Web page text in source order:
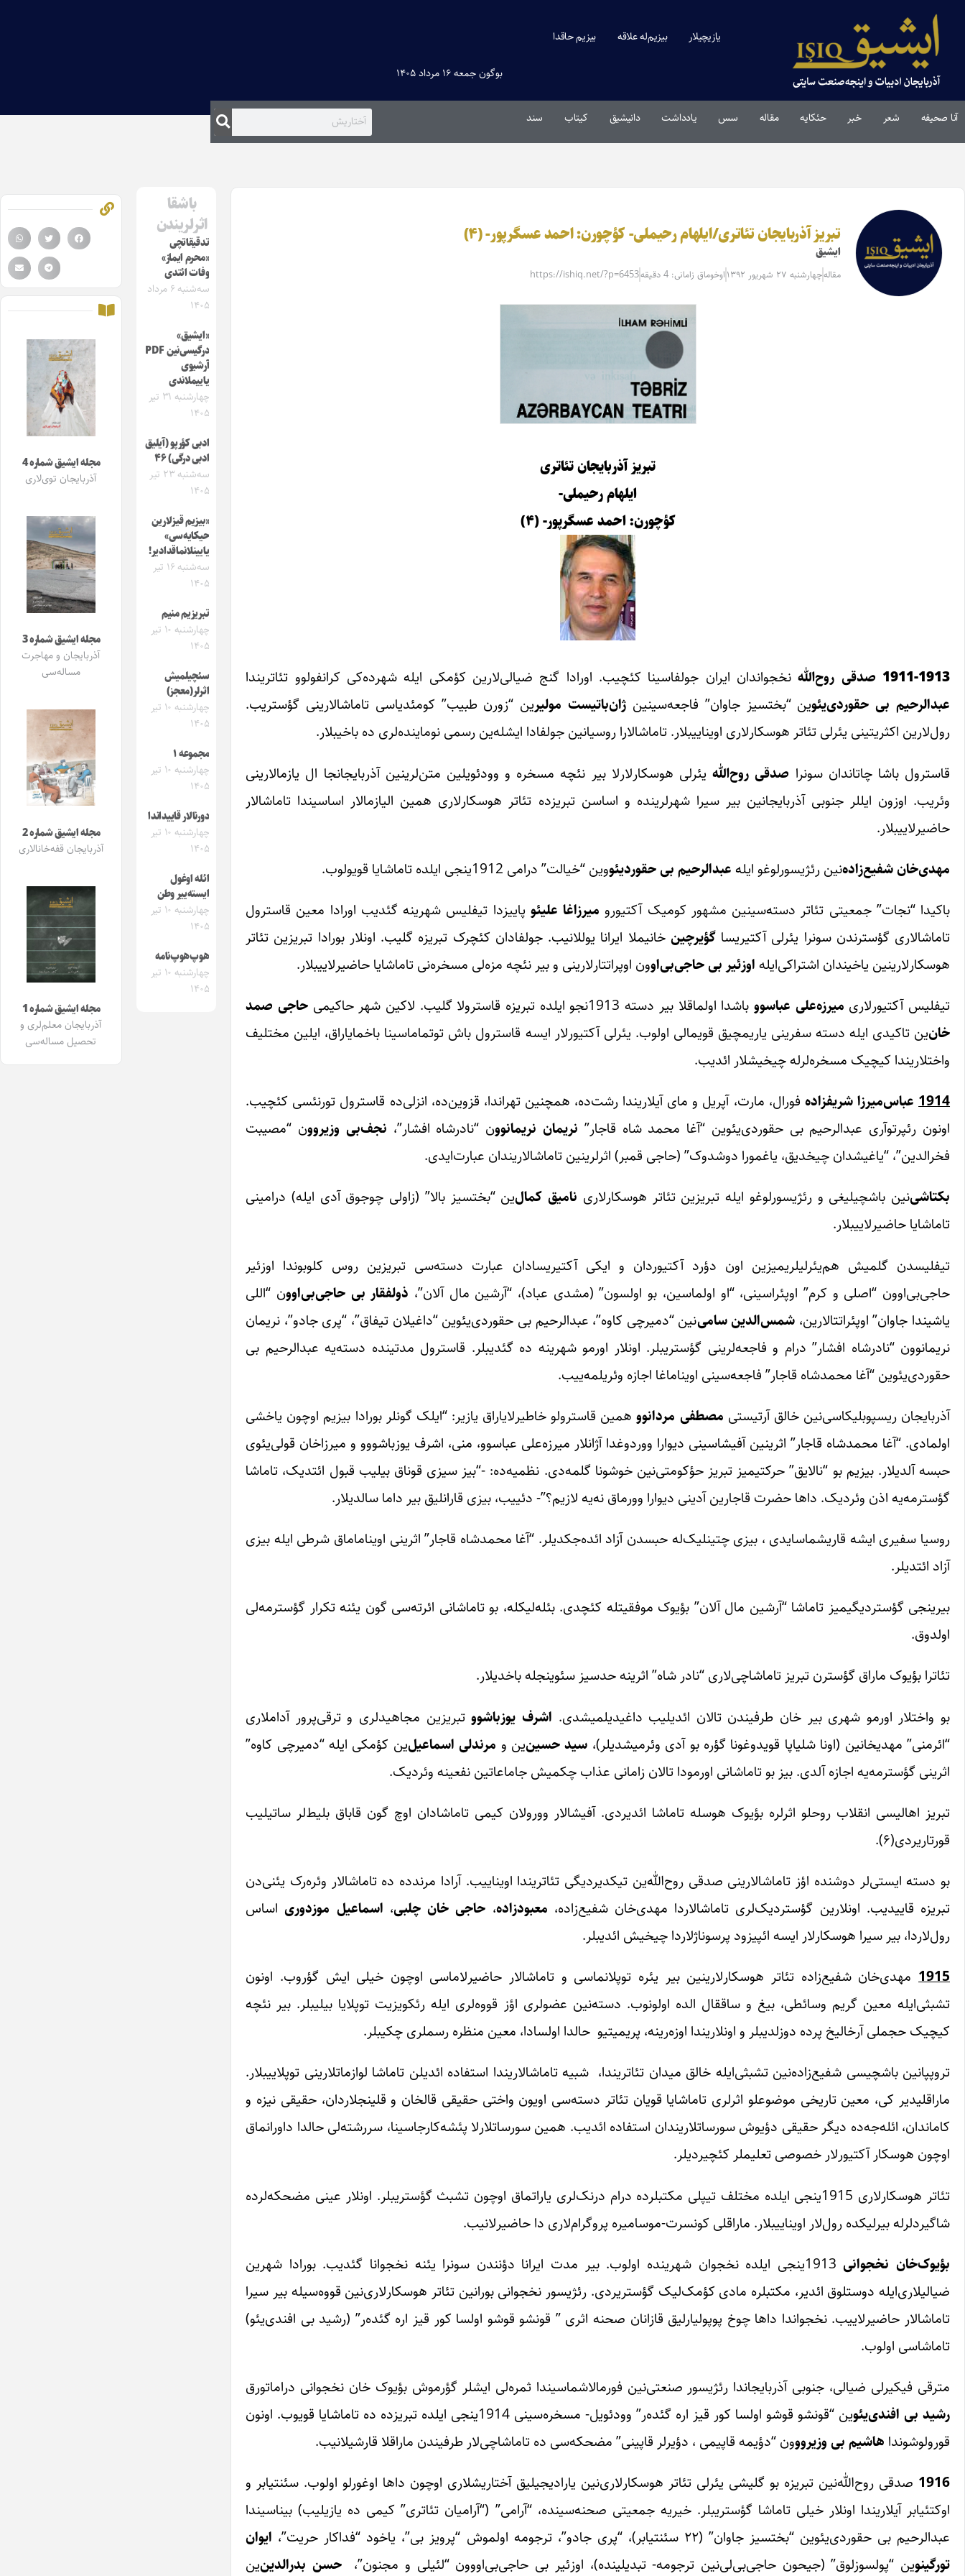
یازیچیلار بیزیم‌له علاقه بیزیم حاقدا
بوگون جمعه ۱۶ مرداد ۱۴۰۵
آنا صحیفه شعر خبر حئکایه مقاله‌ سس یادداشت دانیشیق کیتاب سند
تبریز آذربایجان تئاتری/ایلهام رحیملی- کؤچورن: احمد عسگرپور- (۴)
ایشیق
مقاله‌چهارشنبه ۲۷ شهریور ۱۳۹۲ اوخوماق زامانی: 4 دقیقه https://ishiq.net/?p=6453
تبریز آذربایجان تئاتری
ایلهام رحیملی-
کؤچورن: احمد عسگرپور- (۴)
1911-1913 صدقی روح‌اللهنخجواندان ایران جولفاسینا کئچیب. اورادا گنج ضیالی‌لارین کؤمکی‌ ایله شهرده‌کی کرانفولوو تئاتریندا
عبدالرحیم ‌بی حقوردی‌یئوین “بختسیز جاوان” فاجعه‌سینین ژان‌باتیست مولیرین “زورن طبیب” کومئدیاسی‌ تاماشالارینی گؤستریب.
رول‌لارین اکثریتینی یئرلی تئاتر هوسکارلاری اویناییبلار. تاماشالارا روسیانین جولفادا ایشله‌ین رسمی نوماینده‌لری ده باخیبلار.
قاسترول باشا چاتاندان سونرا صدقی روح‌اللهیئرلی هوسکارلارلا بیر نئچه مسخره و وودئویلین متن‌لرینین آذربایجانجا ال یازمالارینی
وئریب. اوزون ایللر جنوبی آذربایجانین بیر سیرا شهرلرینده و اساسن تبریزده تئاتر هوسکارلاری همین الیازمالار اساسیندا تاماشالار
حاضیرلاییبلار.
مهدی‌خانشفیع‌زاده‌نین رئژیسورلوغو ایله عبدالرحیم بیحقوردیئووین “خیالت” درامی 1912ینجی ایلده تاماشایا قویولوب.
باکیدا “نجات” جمعیتی تئاتر دسته‌سینین مشهور کومیک آکتیورو میرزاغا علیئو پاییزدا تیفلیس شهرینه گئدیب اورادا معین قاسترول
تاماشالاری گؤسترندن سونرا یئرلی آکتیریساگؤیرچین خانیملا ایرانا یوللانیب. جولفادان کئچرک تبریزه گلیب. اونلار بورادا تبریزین تئاتر
هوسکارلارینین یاخیندان اشتراکی‌ایله اوزئیر بیحاجی‌بیاوون اوپراتتارلارینی و بیر نئچه مزه‌لی مسخره‌نی تاماشایا حاضیرلاییبلار.
تیفلیس آکتیورلاری میرزه‌علی عباسوو باشدا اولماقلا بیر دسته 1913نجو ایلده تبریزه قاسترولا گلیب. لاکین شهر حاکیمی
حاجی صمد
خان‌ین تاکیدی ایله دسته سفرینی یاریمچیق قویمالی اولوب. یئرلی آکتیورلار ایسه قاسترول باش توتماماسینا باخمایاراق، ایلین مختلیف
واختلاریندا کیچیک مسخره‌لرله چیخیشلار ائدیب.
1914 عباس‌میرزا شریفزاده فورال، مارت، آپریل و مای آیلاریندا رشت‌ده، همچنین تهراندا، قزوین‌ده، انزلی‌ده قاسترول تورنئسی کئچیب.
اونون رئپرتوآری عبدالرحیم بی حقوردی‌یئوین “آغا محمد شاه قاجار” نریمان نریمانوون “نادرشاه افشار”، نجف‌بی وزیروون “مصیبت
فخرالدین”، “یاغیشدان چیخدیق، یاغمورا دوشدوک” (حاجی قمبر) اثرلرینین تاماشالاریندان عبارت‌ایدی.
بکتاشی‌نین باشچیلیغی و رئژیسورلوغو ایله تبریزین تئاتر هوسکارلاری نامیق کمال‌ین “بختسیز بالا” (زاولی چوجوق آدی ایله) درامینی
تاماشایا حاضیرلاییبلار.
تیفلیسدن گلمیش هم‌یئرلیلریمیزین اون دؤرد آکتیوردان و ایکی آکتیریسادان عبارت دسته‌سی تبریزین روس کلوبوندا اوزئیر
حاجی‌بی‌اوون “اصلی و کرم” اوپئراسینی، “او اولماسین، بو اولسون” (مشدی عباد)، “آرشین مال آلان”، ذولفقار بی حاجی‌بیاوون “اللی
یاشیندا جاوان” اوپئراتتالارین، شمس‌الدینسامی‌نین “دمیرچی کاوه”، عبدالرحیم بی حقوردی‌یئوین “داغیلان تیفاق”، “پری جادو”، نریمان
نریمانوون “نادرشاه افشار” درام و فاجعه‌لرینی گؤستریبلر. اونلار اورمو شهرینه ده گئدیبلر. قاسترول مدتینده دسته‌یه عبدالرحیم بی
حقوردی‌یئوین “آغا محمدشاه قاجار” فاجعه‌سینی اویناماغا اجازه وئریلمه‌ییب.
آذربایجان ریسپوبلیکاسی‌نین خالق آرتیستی مصطفی مردانووهمین قاسترولو خاطیرلایاراق یازیر: “ایلک گونلر بورادا بیزیم اوچون یاخشی
اولمادی. “آغا محمدشاه قاجار” اثرینین آفیشاسینی دیوارا ووردوغدا آژانلار میرزه‌علی عباسوو، منی، اشرف یوزباشووو و میرزاخان قولی‌یئوی
حبسه آلدیلار. بیزیم بو “نالایق” حرکتیمیز تبریز حؤکومتی‌نین خوشونا گلمه‌دی. نظمیه‌ده: -“بیز سیزی قوناق بیلیب قبول ائتدیک، تاماشا
گؤسترمه‌یه اذن وئردیک. داها حضرت قاجارین آدینی دیوارا وورماق نه‌یه لازیم؟”- دئییب، بیزی قارانلیق بیر داما سالدیلار.
روسیا سفیری ایشه قاریشماسایدی ، بیزی چتینلیک‌له حبسدن آزاد ائده‌جکدیلر. “آغا محمدشاه قاجار” اثرینی اویناماماق شرطی ایله بیزی
آزاد ائتدیلر.
بیرینجی گؤستردیگیمیز تاماشا “آرشین مال آلان” بؤیوک موفقیتله کئچدی. بئله‌لیکله، بو تاماشانی ائرته‌سی گون یئنه تکرار گؤسترمه‌لی
اولدوق.
تئاترا بؤیوک ماراق گؤسترن تبریز تاماشاچی‌لاری “نادر شاه” اثرینه حدسیز سئوینجله باخدیلار.
بو واختلار اورمو شهری بیر خان طرفیندن تالان ائدیلیب داغیدیلمیشدی. اشرف یوزباشووتبریزین مجاهیدلری و ترقی‌پرور آداملاری
“ائرمنی” مهدیخانین (اونا شلیاپا قویدوغونا گؤره بو آدی وئرمیشدیلر)، سید حسین‌ین و مرندلی اسماعیل‌ین کؤمکی ایله “دمیرچی کاوه”
اثرینی گؤسترمه‌یه اجازه آلدی. بیز بو تاماشانی اورمودا تالان زامانی عذاب چکمیش جاماعاتین نفعینه وئردیک.
تبریز اهالیسی انقلاب روحلو اثرلره بؤیوک هوسله تاماشا ائدیردی. آفیشالار وورولان کیمی تاماشادان اوچ گون قاباق بلیط‌لر ساتیلیب
قورتاریردی(۶).
بو دسته ایستی‌لر دوشنده اؤز تاماشالارینی صدقی روح‌الله‌ین تیکدیردیگی تئاتریندا اویناییب. آرادا مرندده ده تاماشالار وئره‌رک یئنی‌دن
تبریزه قاییدیب. اونلارین گؤستردیک‌لری تاماشالاردا مهدی‌خان شفیع‌زاده، معبودزاده، حاجی خان چلبی، اسماعیل موزدوریاساس
رول‌لاردا، بیر سیرا هوسکارلار ایسه ائپیزود پرسوناژلاردا چیخیش ائدیبلر.
1915 مهدی‌خان شفیع‌زاده تئاتر هوسکارلارینین بیر یئره توپلانماسی و تاماشالار حاضیرلاماسی اوچون خیلی ایش گؤروب. اونون
تشبثی‌ایله معین گریم وسائطی، بیغ و ساققال الده اولونوب. دسته‌نین عضولری اؤز قووه‌لری ایله رئکویزیت توپلایا بیلیبلر. بیر نئچه
کیچیک حجملی آرخالیخ پرده دوزلدیبلر و اونلاریندا اوزه‌رینه، پریمیتیو حالدا اولسادا، معین منظره رسملری چکیبلر.
تروپپانین باشچیسی شفیع‌زاده‌نین تشبثی‌ایله خالق میدان تئاتریندا، شبیه تاماشالاریندا استفاده ائدیلن تاماشا لوازماتلارینی توپلاییبلار.
ماراقلیدیر کی، معین تاریخی موضوعلو اثرلری تاماشایا قویان تئاتر دسته‌سی اویون واختی حقیقی قالخان و قلینجلاردان، حقیقی نیزه و
کاماندان، ائله‌جه‌ده دیگر حقیقی دؤیوش سورساتلاریندان استفاده ائدیب. همین سورساتلارلا پئشه‌کارجاسینا، سررشته‌لی حالدا داورانماق
اوچون هوسکار آکتیورلار خصوصی تعلیملر کئچیردیلر.
تئاتر هوسکارلاری 1915ینجی ایلده مختلف تیپلی مکتبلرده درام درنک‌لری یاراتماق اوچون تشبث گؤستریبلر. اونلار عینی مضحکه‌لرده
شاگیردلرله بیرلیکده رول‌لار اویناییبلار. ماراقلی کونسرت-موسامیره پروگرام‌لاری دا حاضیرلانیب.
بؤیوک‌خان نخجوانی
1913ینجی ایلده نخجوان شهرینده اولوب. بیر مدت ایرانا دؤنندن سونرا یئنه نخجوانا گئدیب. بورادا شهرین
ضیالیلاری‌ایله دوستلوق ائدیر، مکتبلره مادی کؤمک‌لیک گؤستریردی. رئژیسور نخجوانی بورانین تئاتر هوسکارلاری‌نین قووه‌سیله بیر سیرا
تاماشالار حاضیرلاییب. نخجواندا داها چوخ پوپولیارلیق قازانان صحنه اثری ” قونشو قوشو اولسا کور قیز اره گئده‌ر” (رشید بی افندی‌یئو)
تاماشاسی اولوب.
مترقی فیکیرلی ضیالی، جنوبی آذربایجاندا رئژیسور صنعتی‌نین فورمالاشماسیندا ثمره‌لی ایشلر گؤرموش بؤیوک خان نخجوانی دراماتورق
رشید بی افندییئو
ین “قونشو قوشو اولسا کور قیز اره گئده‌ر” وودئویل- مسخره‌سینی 1914ینجی ایلده تبریزده ده تاماشایا قویوب. اونون
قورولوشوندا هاشیم بی وزیرووون “دؤیمه قاپیمی ، دؤیرلر قاپینی” مضحکه‌سی ده تاماشاچی‌لار طرفیندن ماراقلا قارشیلانیب.
1916 صدقی روح‌الله‌نین تبریزه بو گلیشی یئرلی تئاتر هوسکارلاری‌نین یارادیجیلیق آختاریشلاری اوچون داها اوغورلو اولوب. سئنتیابر و
اوکتئیابر آیلاریندا اونلار خیلی تاماشا گؤستریبلر. خیریه جمعیتی صحنه‌سینده، “آرامی” (“آرامیان تئاتری” کیمی ده یازیلیب) بیناسیندا
عبدالرحیم بی حقوردی‌یئوین “بختسیز جاوان” (۲۲ سئنتیابر)، “پری جادو”، ترجومه اولموش “پرویز بی”، یاخود “فداکار حریت”،
ایوان
تورگینوین “پولسوزلوق” (جیحون حاجی‌بی‌لی‌نین ترجومه- تبدیلینده)، اوزئیر بی حاجی‌بی‌اووون “لئیلی و مجنون”،حسن بدرالدین‌ین
باشقا
اثرلریندن
تدقیقاتچی
«محرم ایماز»
وفات ائتدی
سه‌شنبه ۶ مرداد
۱۴۰۵
«ایشیق»
درگیسی‌نین PDF
آرشیوی
یاییملاندی
چهارشنبه ۳۱ تیر
۱۴۰۵
ادبی کؤرپو (آیلیق
ادبی درگی) ۴۶
سه‌شنبه ۲۳ تیر
۱۴۰۵
«بیزیم قیزلارین
حیکایه‌سی»
یایینلانماقدادیر!
سه‌شنبه ۱۶ تیر
۱۴۰۵
تبریزیم منیم
چهارشنبه ۱۰ تیر
۱۴۰۵
سئچیلمیش
اثرلر(معجز)
چهارشنبه ۱۰ تیر
۱۴۰۵
مجموعه ۱
چهارشنبه ۱۰ تیر
۱۴۰۵
دورنالار قاییداندا
چهارشنبه ۱۰ تیر
۱۴۰۵
ائله اوغول
ایسته‌ییر وطن
چهارشنبه ۱۰ تیر
۱۴۰۵
هوپ‌هوپ‌نامه
چهارشنبه ۱۰ تیر
۱۴۰۵
مجله ایشیق شماره 4
آذربایجان توی‌لاری
مجله ایشیق شماره 3
آذربایجان و مهاجرت
مساله‌سی
مجله ایشیق شماره 2
آذربایجان قفه‌خانالاری
مجله ایشیق شماره 1
آذربایجان معلم‌لری و
تحصیل مساله‌سی